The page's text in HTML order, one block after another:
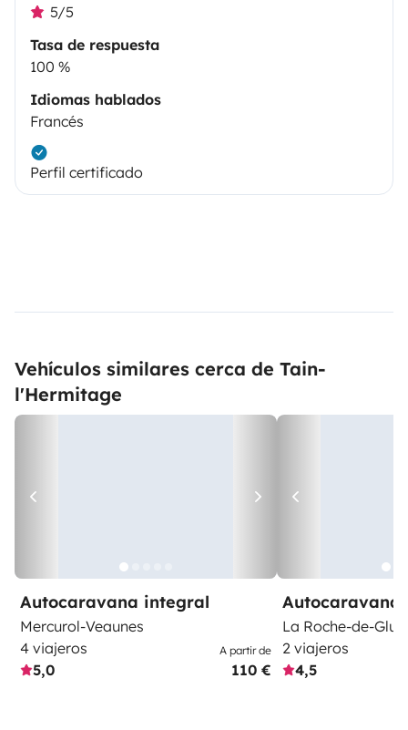
5/5
Tasa de respuesta
100 %
Idiomas hablados
Francés
Perfil certificado
Vehículos similares cerca de Tain-
l'Hermitage
Autocaravana integral
Mercurol-Veaunes
4 viajeros
5,0
A partir de
110 €
Autocaravana
La Roche-de-Glun
2 viajeros
4,5